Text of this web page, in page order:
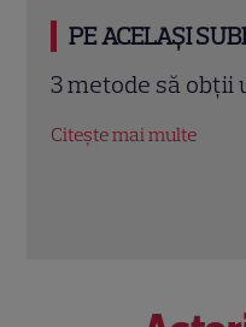
PE ACELAȘI
3 metode să obții
Citește mai multe